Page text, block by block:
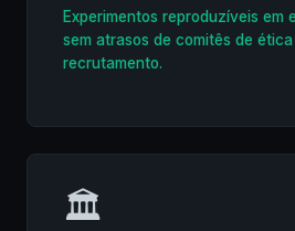
Experimentos reproduzíveis em
sem atrasos de comitês de
recrutamento.
🏛